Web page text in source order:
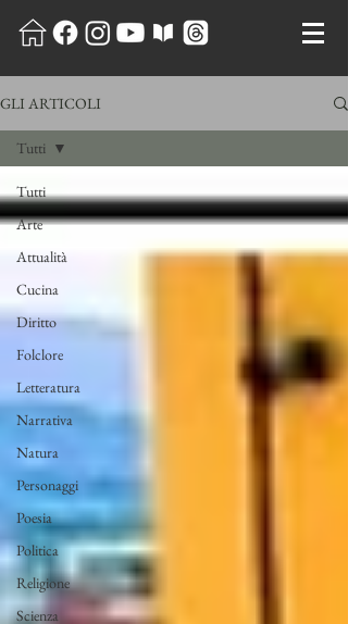
GLI ARTICOLI
Tutti
Arte
Attualità
Cucina
Diritto
Folclore
Letteratura
Narrativa
Natura
Personaggi
Poesia
Politica
Religione
Scienza
Tutti